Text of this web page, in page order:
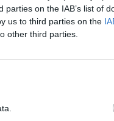
on the IAB’s list of
us to third parties on the
other third parties.
от
ситуация